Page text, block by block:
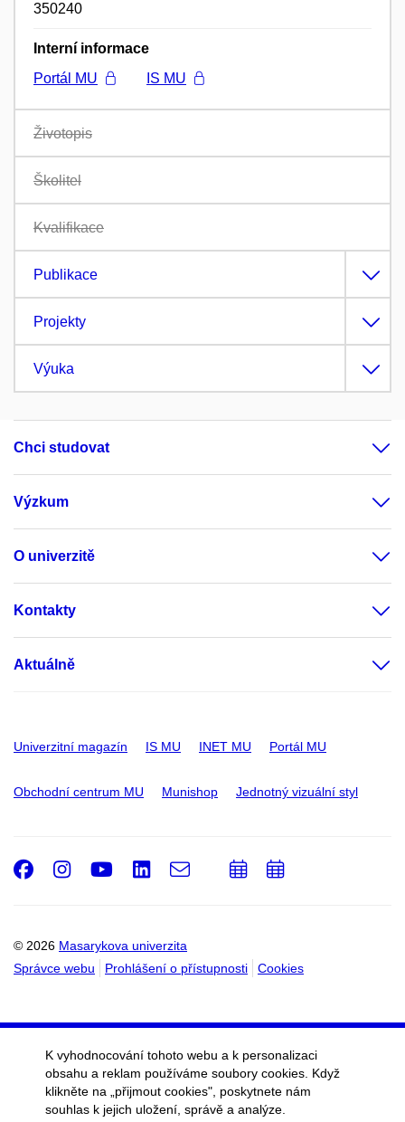
350240
Interní informace
Portál MU
IS MU
Životopis
Školitel
Kvalifikace
Publikace
Projekty
Výuka
Chci studovat
Výzkum
O univerzitě
Kontakty
Aktuálně
Univerzitní magazín IS MU INET MU Portál MU
Obchodní centrum MU Munishop Jednotný vizuální styl
© 2026 Masarykova univerzita
Správce webu
Prohlášení o přístupnosti Cookies
Facebook
Instagram
Youtube
LinkedIn
e-
PřidatPřidat
K vyhodnocování tohoto webu a k personalizaci
obsahu a reklam používáme soubory cookies. Když
klikněte na „přijmout cookies", poskytnete nám
souhlas k jejich uložení, správě a analýze.